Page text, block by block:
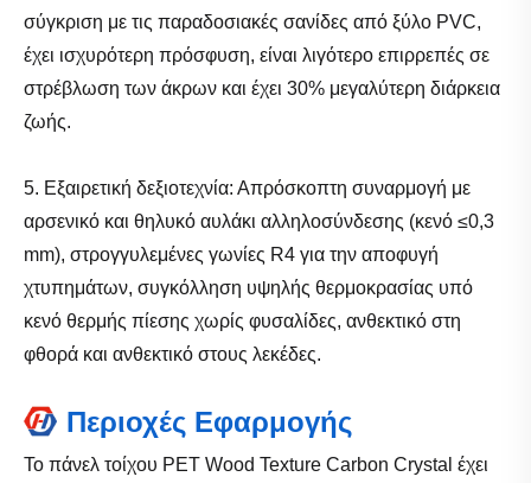
σύγκριση με τις παραδοσιακές σανίδες από ξύλο PVC,
έχει ισχυρότερη πρόσφυση, είναι λιγότερο επιρρεπές σε
στρέβλωση των άκρων και έχει 30% μεγαλύτερη διάρκεια
ζωής.
5. Εξαιρετική δεξιοτεχνία: Απρόσκοπτη συναρμογή με
αρσενικό και θηλυκό αυλάκι αλληλοσύνδεσης (κενό ≤0,3
mm), στρογγυλεμένες γωνίες R4 για την αποφυγή
χτυπημάτων, συγκόλληση υψηλής θερμοκρασίας υπό
κενό θερμής πίεσης χωρίς φυσαλίδες, ανθεκτικό στη
φθορά και ανθεκτικό στους λεκέδες.
Περιοχές Εφαρμογής
Το πάνελ τοίχου PET Wood Texture Carbon Crystal έχει